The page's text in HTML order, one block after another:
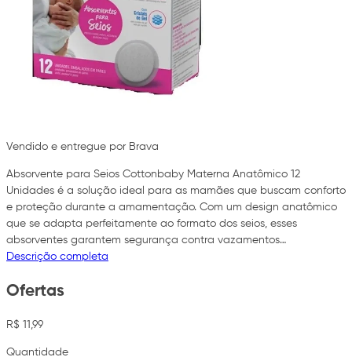
Vendido e entregue por Brava
Absorvente para Seios Cottonbaby Materna Anatômico 12
Unidades é a solução ideal para as mamães que buscam conforto
e proteção durante a amamentação. Com um design anatômico
que se adapta perfeitamente ao formato dos seios, esses
absorventes garantem segurança contra vazamentos…
Descrição completa
Ofertas
R$ 11,99
Quantidade